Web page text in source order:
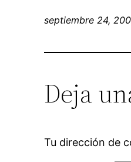
septiembre 24,
Deja
Tu dirección de